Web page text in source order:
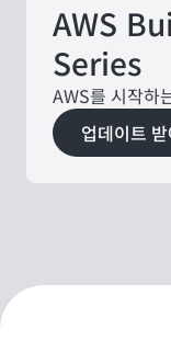
AWS
Series
AWS를 시작하
업데이트